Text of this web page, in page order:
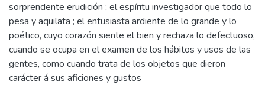
sorprendente erudición ; el espíritu investigador que todo lo
pesa y aquilata ; el entusiasta ardiente de lo grande y lo
poético, cuyo corazón siente el bien y rechaza lo defectuoso,
cuando se ocupa en el examen de los hábitos y usos de las
gentes, como cuando trata de los objetos que dieron
carácter á sus aficiones y gustos